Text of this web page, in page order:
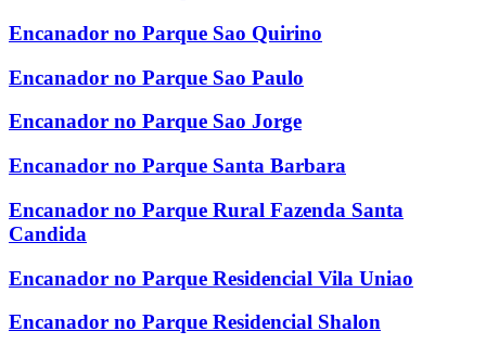
Encanador no Parque Sao Quirino
Encanador no Parque Sao Paulo
Encanador no Parque Sao Jorge
Encanador no Parque Santa Barbara
Encanador no Parque Rural Fazenda Santa
Candida
Encanador no Parque Residencial Vila Uniao
Encanador no Parque Residencial Shalon